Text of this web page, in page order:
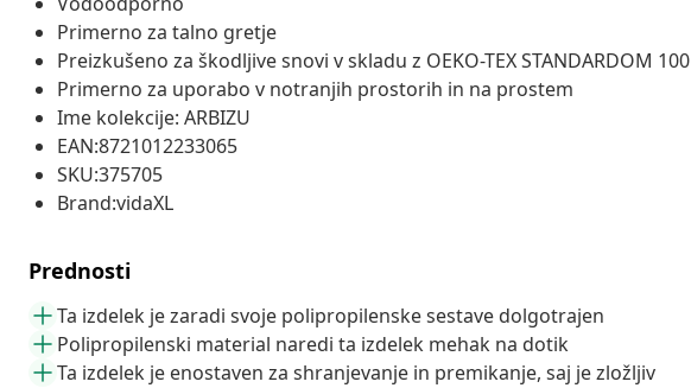
Primerno za talno gretje
Preizkušeno za škodljive snovi v skladu z OEKO-TEX STANDARDOM 100
Primerno za uporabo v notranjih prostorih in na prostem
Ime kolekcije: ARBIZU
EAN:8721012233065
SKU:375705
Brand:vidaXL
Prednosti
Ta izdelek je zaradi svoje polipropilenske sestave dolgotrajen
Polipropilenski material naredi ta izdelek mehak na dotik
Ta izdelek je enostaven za shranjevanje in premikanje, saj je zložljiv